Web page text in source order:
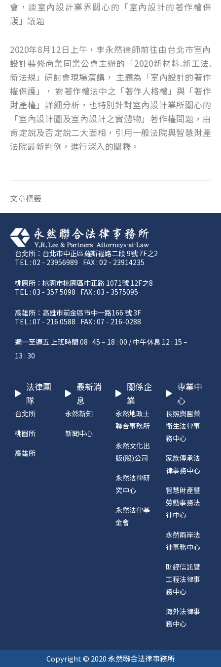
會，談室內設計業界關心的「室內設計的著作權保
護」議題
2020年8月12日上午，李永然律師前往由台北市室內
設計裝修商業同業公會主辦的「2020新材料.新工法.
新法規」研討會現場演講， 主題為「室內設計的著作
權保護」， 對著作權法中之「著作人格權」與「著作
財產權」詳細分析，也特別針對室內設計業所關心的
「室內設計圖及室內設計之實體物」著作權問題，由
肯定說及否定說二大面相，引用一般法院與智慧財產
法院最新判例，進行深入的闡釋。
文章標籤
台北所：台北市中正區羅斯福路二段 9號 7F之2
TEL : 02 - 23956989 FAX : 02 - 23914235
桃園所：桃園市桃園區中正路 1071號 12F之8
TEL : 03 - 357 5098 FAX : 03 - 3575095
高雄所：高雄市前金區市中一路166 號 3F
TEL : 07 - 216 0588 FAX : 07 - 216-0288
週一至週五 上班時間 08 : 45 – 18 : 00 / 中午休息 12 : 15 –
13 : 30
法律團
隊
台北所
桃園所
高雄所
最新消
息
永然新知
新聞中心
關係企
業
永然地政士
聯合事務所
永然文化出
版(股)公司
永然法律研
究中心
永然法律基
金會
專業中
心
長照與醫藥
衛生法律事
務中心
家族傳承法
律事務中心
智慧財產暨
勞動事務法
律中心
永然兩岸法
律事務中心
財經信託暨
工程法律事
務中心
海外法律事
務中心
Copyright © 2020 永然聯合法律事務所